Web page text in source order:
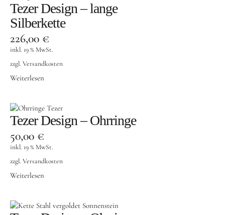
Tezer Design – lange
Silberkette
226,00 €
inkl. 19 % MwSt.
zzgl. Versandkosten
Weiterlesen
Tezer Design – Ohrringe
50,00 €
inkl. 19 % MwSt.
zzgl. Versandkosten
Weiterlesen